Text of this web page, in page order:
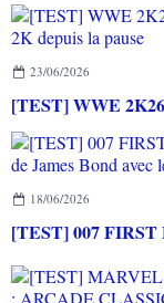
23/06/2026
18/06/2026